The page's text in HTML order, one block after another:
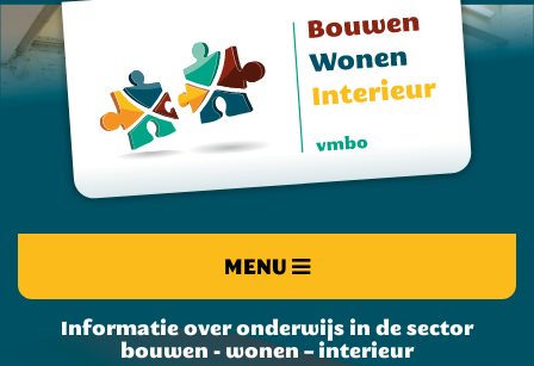
MENU
Informatie over onderwijs in de sector
bouwen - wonen – interieur